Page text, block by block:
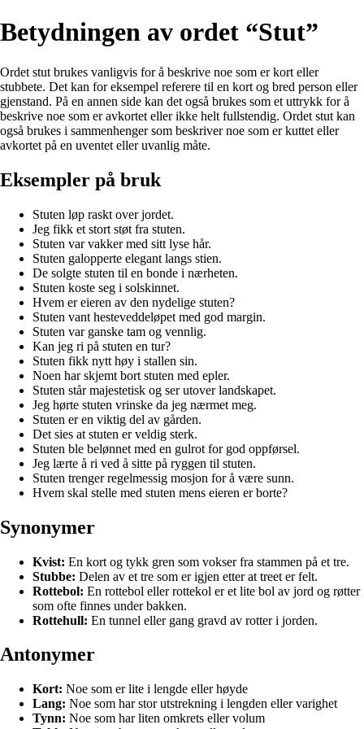
Betydningen av ordet “Stut”
Ordet stut brukes vanligvis for å beskrive noe som er kort eller
stubbete. Det kan for eksempel referere til en kort og bred person eller
gjenstand. På en annen side kan det også brukes som et uttrykk for å
beskrive noe som er avkortet eller ikke helt fullstendig. Ordet stut kan
også brukes i sammenhenger som beskriver noe som er kuttet eller
avkortet på en uventet eller uvanlig måte.
Eksempler på bruk
Stuten løp raskt over jordet.
Jeg fikk et stort støt fra stuten.
Stuten var vakker med sitt lyse hår.
Stuten galopperte elegant langs stien.
De solgte stuten til en bonde i nærheten.
Stuten koste seg i solskinnet.
Hvem er eieren av den nydelige stuten?
Stuten vant hesteveddeløpet med god margin.
Stuten var ganske tam og vennlig.
Kan jeg ri på stuten en tur?
Stuten fikk nytt høy i stallen sin.
Noen har skjemt bort stuten med epler.
Stuten står majestetisk og ser utover landskapet.
Jeg hørte stuten vrinske da jeg nærmet meg.
Stuten er en viktig del av gården.
Det sies at stuten er veldig sterk.
Stuten ble belønnet med en gulrot for god oppførsel.
Jeg lærte å ri ved å sitte på ryggen til stuten.
Stuten trenger regelmessig mosjon for å være sunn.
Hvem skal stelle med stuten mens eieren er borte?
Synonymer
Kvist: En kort og tykk gren som vokser fra stammen på et tre.
Stubbe: Delen av et tre som er igjen etter at treet er felt.
Rottebol: En rottebol eller rottekol er et lite bol av jord og røtter
som ofte finnes under bakken.
Rottehull: En tunnel eller gang gravd av rotter i jorden.
Antonymer
Kort: Noe som er lite i lengde eller høyde
Lang: Noe som har stor utstrekning i lengden eller varighet
Tynn: Noe som har liten omkrets eller volum